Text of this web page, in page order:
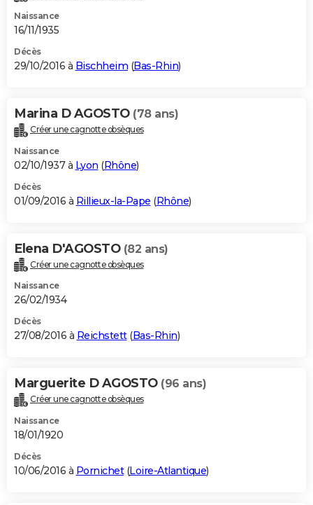
Naissance
16/11/1935
Décès
29/10/2016 à Bischheim (Bas-Rhin)
Marina D AGOSTO (78 ans)
Créer une cagnotte obsèques
Naissance
02/10/1937 à Lyon (Rhône)
Décès
01/09/2016 à Rillieux-la-Pape (Rhône)
Elena D'AGOSTO (82 ans)
Créer une cagnotte obsèques
Naissance
26/02/1934
Décès
27/08/2016 à Reichstett(Bas-Rhin)
Marguerite D AGOSTO (96 ans)
Créer une cagnotte obsèques
Naissance
18/01/1920
Décès
10/06/2016 à Pornichet(Loire-Atlantique)